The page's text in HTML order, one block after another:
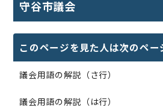
守谷市議会
このページを見た人は次のペー
議会用語の解説（さ行）
議会用語の解説（は行）